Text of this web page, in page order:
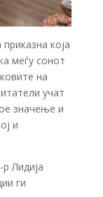
која
меѓу сонот
на
учат
значење и
и
Лидија
ги